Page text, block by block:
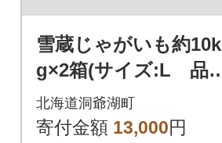
雪蔵じゃがいも約10k
g×2箱(サイズ:L 品
種:とうや)
北海道洞爺湖町
寄付金額 13,000円